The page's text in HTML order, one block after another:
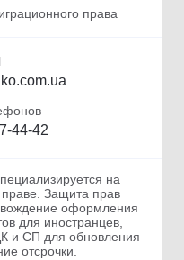
права
44-42
на
Защита прав
оформления
для иностранцев,
и СП для обновления
отсрочки.